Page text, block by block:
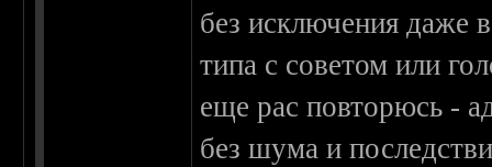
без исключения даже
типа с советом или
еще рас повторюсь -
без шума и